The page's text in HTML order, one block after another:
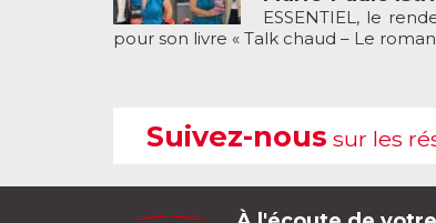
ESSENTIEL, le
pour son livre « Talk chaud – Le roman
Suivez-nous sur les